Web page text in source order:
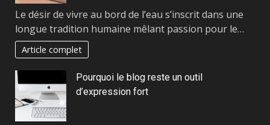
Le désir de vivre au bord de l’eau s’inscrit dans une
longue tradition humaine mêlant passion pour le…
Article complet
Pourquoi le blog reste un outil
d’expression fort